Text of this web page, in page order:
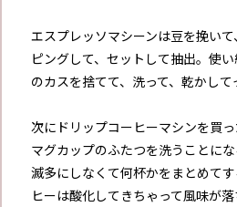
エスプレッソマシーンは豆を挽い
ピングして、セットして抽出。使
のカスを捨てて、洗って、乾かし
次にドリップコーヒーマシンを買
マグカップのふたつを洗うことに
滅多にしなくて何杯かをまとめて
ヒーは酸化してきちゃって風味が